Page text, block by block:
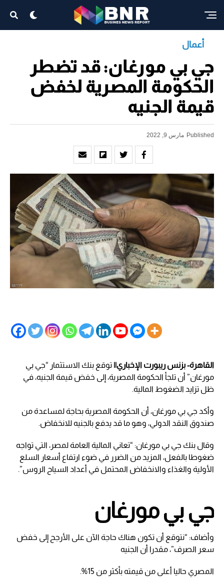
أعمال
جي بي مورغان: قد تضطر
الحكومة المصرية لخفض
قيمة الجنيه
Published مارس 9, 2022
القاهرة- بزنس ريبورت الإخباري|| توقع بنك الاستثمار “جي بي
مورغان” أن تلجأ الحكومة المصرية، إلى خفض قيمة الجنيه، في
ظل تزايد الضغوط المالية.
وأكد جي بي مورغان، أن الحكومة المصرية بحاجة لمساعدة من
صندوق النقد الدولي، وهو ما قد يدفع بالجنيه للانخفاض.
وقال بنك جي بي مورغان: “تعاني المالية العامة لمصر، التي تواجه
ضغوطا بالفعل، المزيد من الضرر في ضوء ارتفاع أسعار السلع
الأولية والغذاء والانخفاض المحتمل في أعداد السياح الروس”.
جي بي مورغان
وأضاف: “نتوقع أن تكون هناك حاجة الآن على الأرجح إلى خفض
سعر الصرف”، مقدرا أن الجنيه
المصري حاليا أعلى من قيمته بأكثر من 15%.